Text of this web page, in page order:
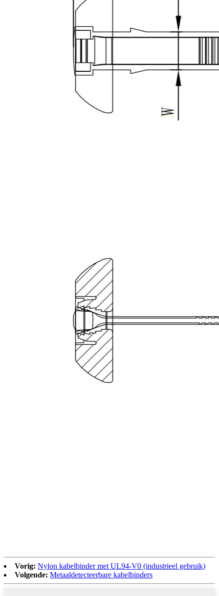
Vorig: Nylon kabelbinder met UL94-V0 (industrieel gebruik)
Volgende: Metaaldetecteerbare kabelbinders